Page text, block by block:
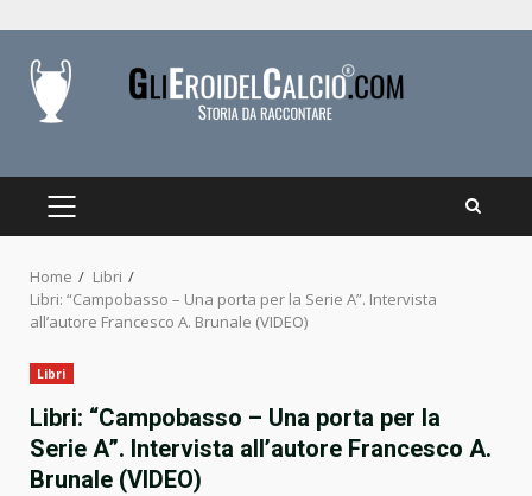
content
PRIMARY
Home
Libri
Libri: “Campobasso – Una porta per la Serie A”. Intervista
all’autore Francesco A. Brunale (VIDEO)
Libri
Libri: “Campobasso – Una porta per la
Serie A”. Intervista all’autore Francesco A.
Brunale (VIDEO)